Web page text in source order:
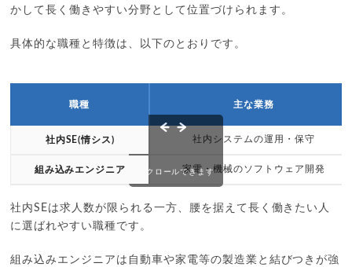
かして長く働きやすい分野として位置づけられます。
具体的な職種と特徴は、以下のとおりです。
職種 主な業務
社内SE(情シス) 社内システムの運用・保守
組み込みエンジニア 家電・機械のソフトウェア開発
スクロールできます
社内SEは求人数が限られる一方、腰を据えて長く働きたい人
に選ばれやすい職種です。
組み込みエンジニアは自動車や家電等の製造業と結びつきが強